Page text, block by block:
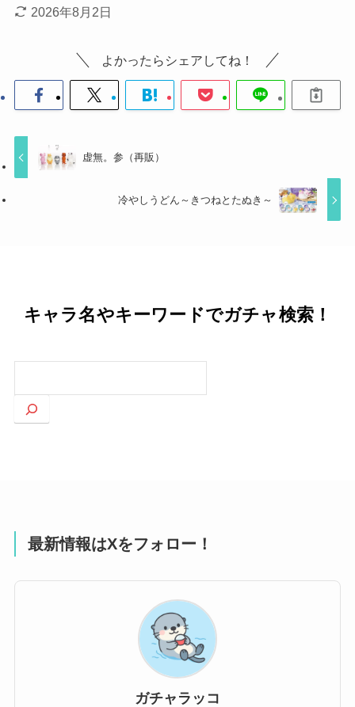
2026年8月2日
よかったらシェアしてね！
虚無。参（再販）
冷やしうどん～きつねとたぬき～
キャラ名やキーワードでガチャ検索！
索
最新情報はXをフォロー！
ガチャラッコ